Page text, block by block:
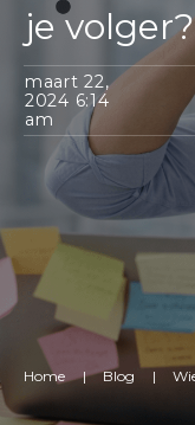
je volger?
maart 22,
2024 6:14
am
Home | Blog |